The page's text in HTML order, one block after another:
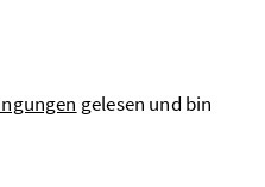
gelesen und bin